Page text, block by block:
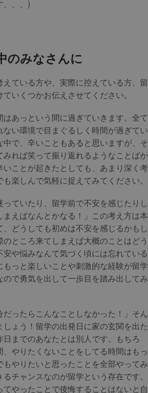
、、、)
のみなさんに
ている方や、実際に控えている方、留
いくつかお伝えさせてください。
はあっという間に過ぎていきます。全て
ない環境で目まぐるしく時間が過ぎてい
中で、辛いこともあると思いますが、そ
みれば笑って振り返れるようなことばか
いことが起きたとしても、あまり深く考
楽しんで気軽に捉えてみてください。
っていたり、留学前で不安を感じたりし
まえばなんとかなる！」この考え方は本
、どうしても初めは不安を感じるかもし
ところ来てしまえば大概のことはどう
安や悩みなんて気づく頃には忘れている
もっと楽しいことや刺激的な経験が留学
ので勇気を出して一歩目を踏み出してみ
ったらこんなことしなかった！」そん
しょう！留学の出発日に家の玄関を出た
までのあなたとは別人です。もちろ
、やりたくないことをしてる時間はもっ
もやりたいと思ったことを全部やってみ
チャンスなのが留学という存在です。
てやったことで後悔することはないと自